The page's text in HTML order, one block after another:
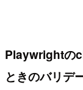
Playwrightの
ときのバリデ